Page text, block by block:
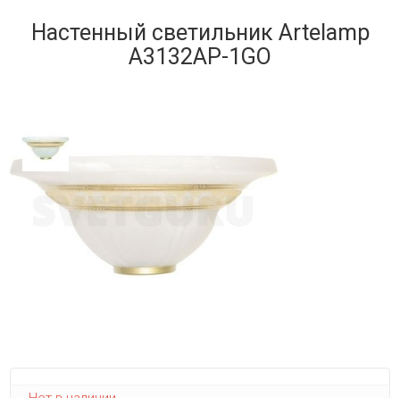
Интерьерные
Распродажа
Еще
Мебель
Настенный светильник Artelamp
A3132AP-1GO